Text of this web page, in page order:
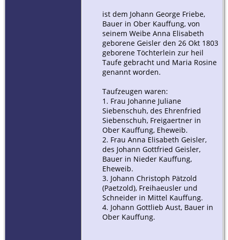
ist dem Johann George Friebe,
Bauer in Ober Kauffung, von
seinem Weibe Anna Elisabeth
geborene Geisler den 26 Okt 1803
geborene Töchterlein zur heil
Taufe gebracht und Maria Rosine
genannt worden.
Taufzeugen waren:
1. Frau Johanne Juliane
Siebenschuh, des Ehrenfried
Siebenschuh, Freigaertner in
Ober Kauffung, Eheweib.
2. Frau Anna Elisabeth Geisler,
des Johann Gottfried Geisler,
Bauer in Nieder Kauffung,
Eheweib.
3. Johann Christoph Pätzold
(Paetzold), Freihaeusler und
Schneider in Mittel Kauffung.
4. Johann Gottlieb Aust, Bauer in
Ober Kauffung.